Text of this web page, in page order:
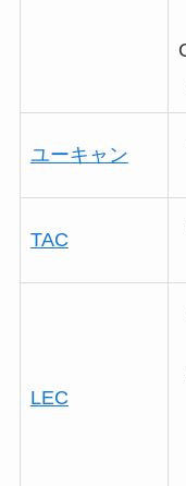
ユーキャン
TAC
LEC